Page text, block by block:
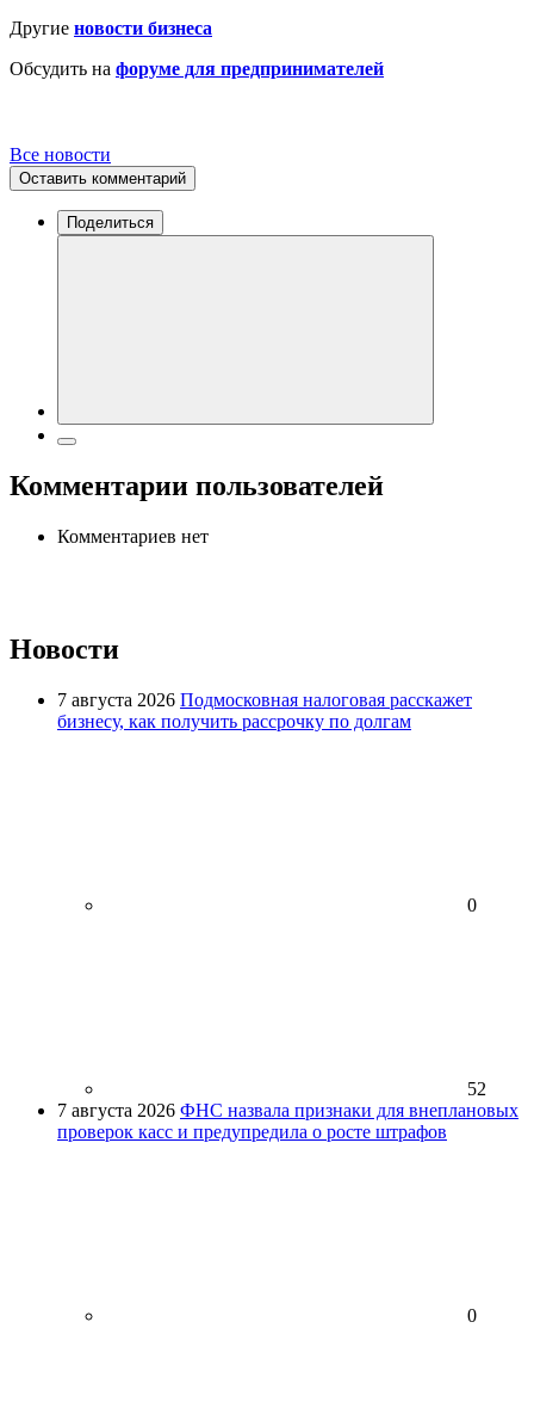
Другие новости бизнеса
Обсудить на форуме для предпринимателей
Все новости
Оставить комментарий
Поделиться
Комментарии пользователей
Комментариев нет
Новости
7 августа 2026 Подмосковная налоговая расскажет
бизнесу, как получить рассрочку по долгам
0
52
7 августа 2026 ФНС назвала признаки для внеплановых
проверок касс и предупредила о росте штрафов
0